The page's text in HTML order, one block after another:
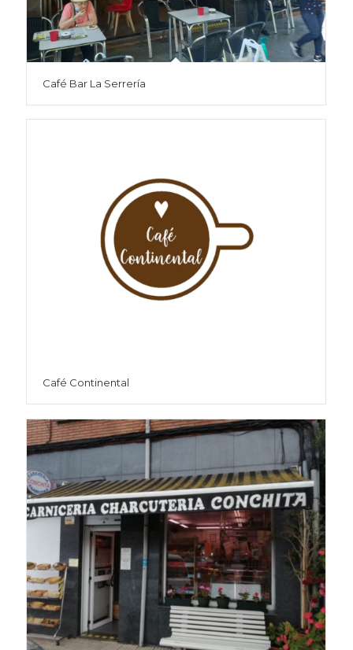
Café Bar La Serrería
Café Continental